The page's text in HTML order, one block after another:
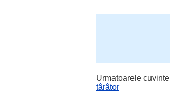
Urmatoarele
târâtor